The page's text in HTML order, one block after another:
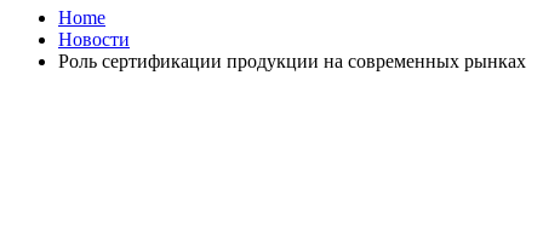
Home
Новости
Роль сертификации продукции на современных рынках